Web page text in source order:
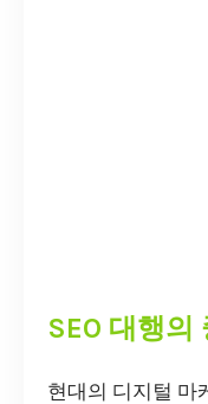
SEO 대행의
현대의 디지털 마